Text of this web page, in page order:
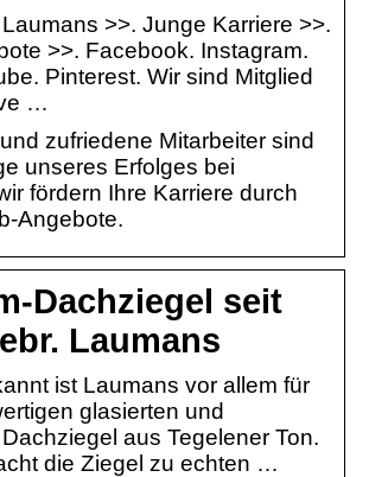
>>. Junge Karriere >>.
>>. Facebook. Instagram.
Pinterest. Wir sind Mitglied
…
zufriedene Mitarbeiter sind
unseres Erfolges bei
fördern Ihre Karriere durch
Angebote.
Dachziegel seit
Laumans
ist Laumans vor allem für
glasierten und
aus Tegelener Ton.
die Ziegel zu echten …